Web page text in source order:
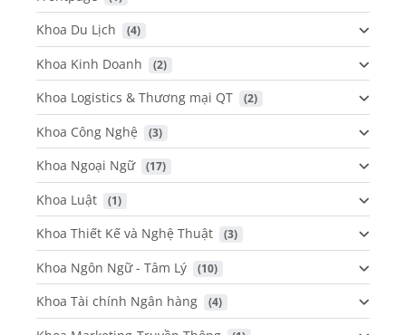
Khoa Du Lịch (4)
Khoa Kinh Doanh (2)
Khoa Logistics & Thương mại QT (2)
Khoa Công Nghệ (3)
Khoa Ngoại Ngữ (17)
Khoa Luật (1)
Khoa Thiết Kế và Nghệ Thuật (3)
Khoa Ngôn Ngữ - Tâm Lý (10)
Khoa Tài chính Ngân hàng (4)